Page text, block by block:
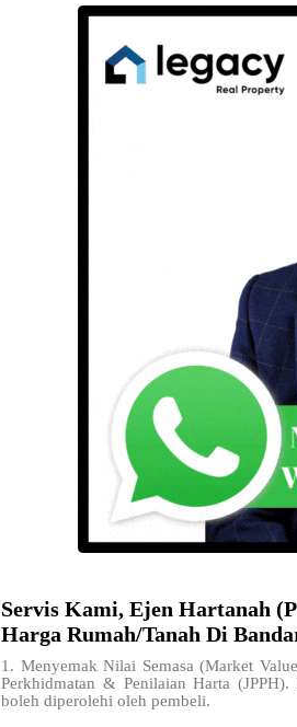
Servis Kami, Ejen Hartanah
Harga Rumah/Tanah Di
1. Menyemak Nilai Semasa (Market
Perkhidmatan & Penilaian Harta
boleh diperolehi oleh pembeli.